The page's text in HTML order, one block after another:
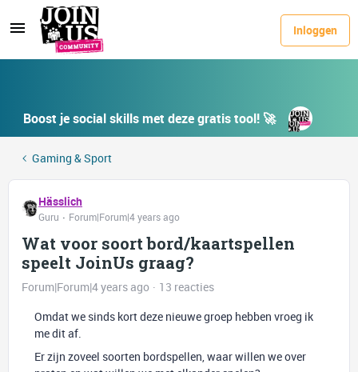
Inloggen
Boost je social skills met deze gratis tool! 🚀
Gaming & Sport
Hässlich
Guru Forum|Forum|4 years ago
Wat voor soort bord/kaartspellen
speelt JoinUs graag?
Forum|Forum|4 years ago
13 reacties
Omdat we sinds kort deze nieuwe groep hebben vroeg ik
me dit af.
Er zijn zoveel soorten bordspellen, waar willen we over